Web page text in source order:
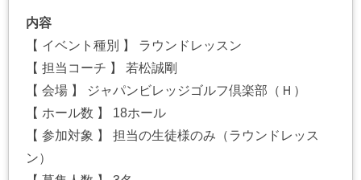
内容
【 イベント種別 】 ラウンドレッスン
【 担当コーチ 】 若松誠剛
【 会場 】 ジャパンビレッジゴルフ倶楽部（Ｈ）
【 ホール数 】 18ホール
【 参加対象 】 担当の生徒様のみ（ラウンドレッス
ン）